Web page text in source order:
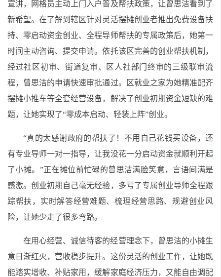
宣讲，网格员主动上门入户普及帮扶政策，让曾思洁看到了
新希望。在了解到辖区针对灵活摆摊创业者推出免费设备扶
持、零启动资金创业、全程导师帮扶的专属政策后，她第一
时间主动咨询、提交申请。依托该区完善的创业帮扶机制，
经过社区初审、街道复审、区人社部门终审的三级联审流
程，曾思洁的申请快速审批通过。区就业之家为她精准配齐
摆摊小推车等全套经营设备，解决了创业初期资金短缺的难
题，让她实现了“零成本启动、轻装上阵”创业。
“真的太感谢政府的帮扶了！不用自己花钱买设备，还
有专业导师一对一指导，让我没花一分启动资金就顺利开起
了小摊。”正在摊位前忙碌的曾思洁满脸笑意，言语间满是
感激。创业初期自己毫无经验，多亏了专属创业导师全程跟
踪帮扶，实时解答经营难题、梳理经营思路、规避创业风
险，让她少走了很多弯路。
在用心经营、诚信待客的经营理念下，曾思洁的小摊生
意日渐红火，营收稳步提升。这份灵活的创业工作，让她既
能踏实增收、补贴家用，缓解家庭经济压力，又能自由调配